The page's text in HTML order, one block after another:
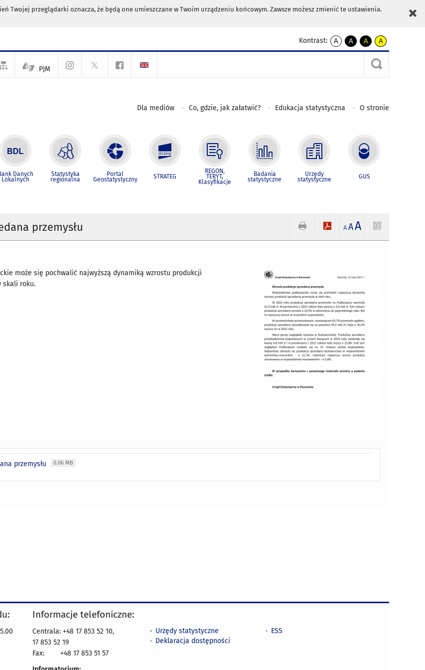
Twojej przeglądarki oznacza, że będą one umieszczane w Twoim urządzeniu końcowym. Zawsze możesz zmienić te ustawienia.
Kontrast:
A
kontrast
A
kontrast
czarnym
A
kontrast
żółty
tekst
czarnym
A
kontrast
czarny
tekst
żółtym
PJM
Dla mediów Co, gdzie, jak załatwić? Edukacja statystyczna O stronie
Danych
Lokalnych
Statystyka
regionalna
Portal
Geostatystyczny STRATEG
REGON,
TERYT,
Klasyfikacje
Badania
statystyczne
Urzędy
statystyczne GUS
przemysłu A AA
może się pochwalić najwyższą dynamiką wzrostu produkcji
skali roku.
przemysłu 0.06 MB
Informacje telefoniczne:
Centrala: +48 17 853 52 10,
17 853 52 19
Fax:
+48 17 853 51 57
Urzędy statystyczne
Deklaracja dostępności
ESS